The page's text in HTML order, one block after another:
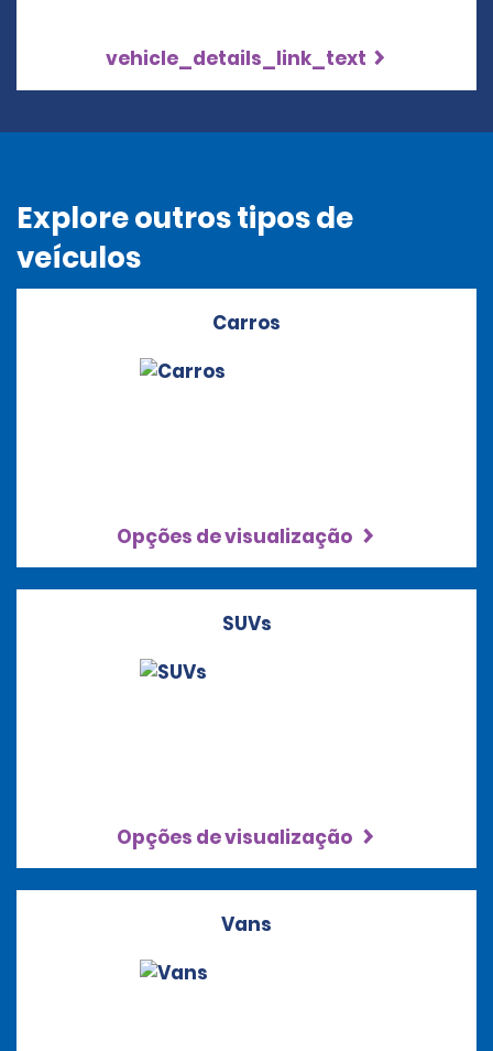
vehicle_details_link_text
Explore outros tipos de
veículos
Carros
Opções de visualização
SUVs
Opções de visualização
Vans